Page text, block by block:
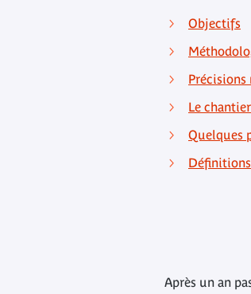
Objectifs
Le
Quelques
Définitions
Après un an